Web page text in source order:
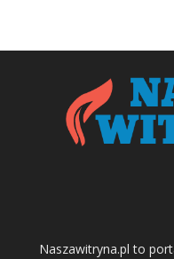
Naszawitryna.pl to